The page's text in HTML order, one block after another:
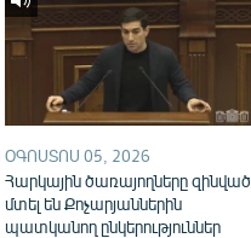
ՕԳՈՍՏՈՍ 05, 2026
Հարկային ծառայողները զինված
մտել են Քոչարյաններին
պատկանող ընկերություններ